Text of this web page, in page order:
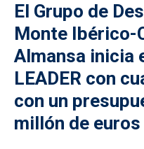
El Grupo de
Monte Ibérico-
Almansa inicia
LEADER con
con un
millón de euros